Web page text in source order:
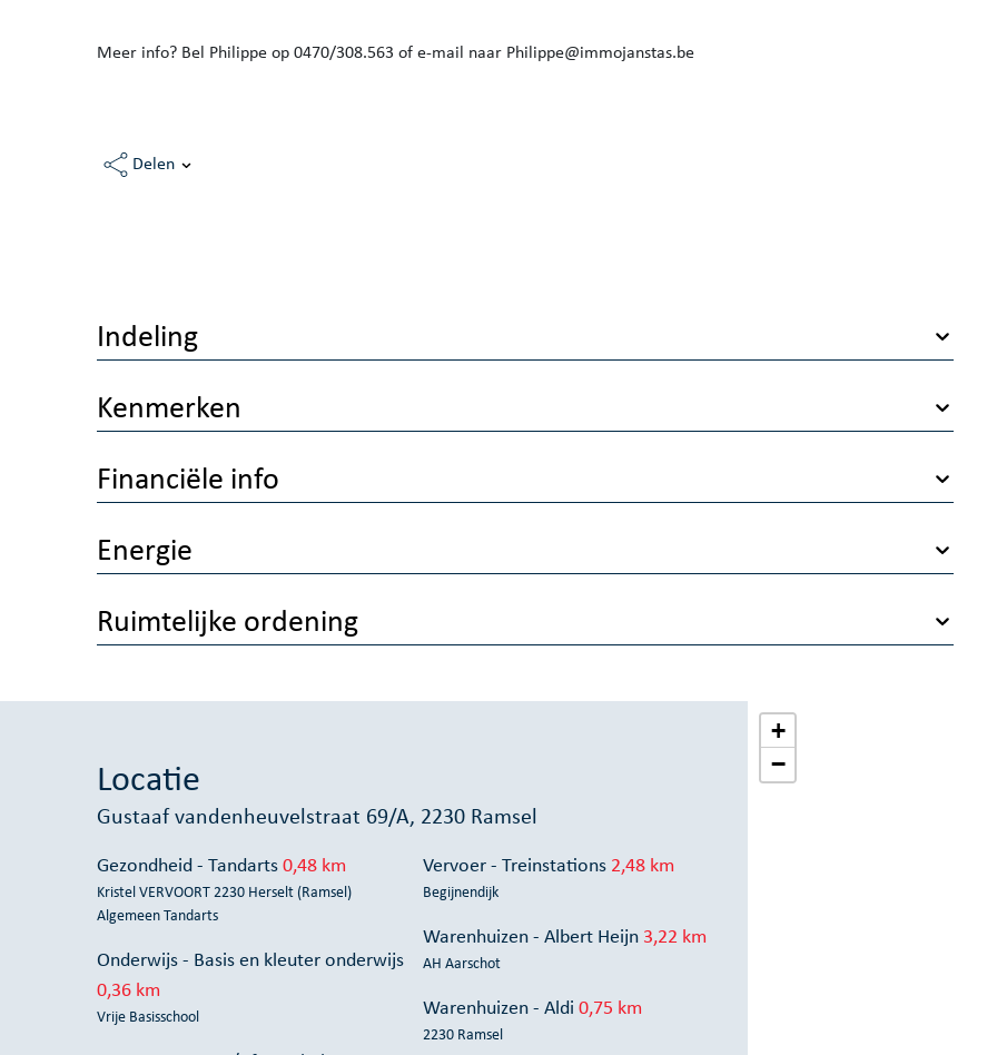
Meer info? Bel Philippe op 0470/308.563 of e-mail naar Philippe@immojanstas.be
Delen
Indeling
Kenmerken
Financiële info
Energie
Ruimtelijke ordening
Locatie
Gustaaf vandenheuvelstraat 69/A, 2230 Ramsel
Gezondheid - Tandarts0,48 km
Kristel VERVOORT 2230 Herselt (Ramsel)
Algemeen Tandarts
Onderwijs - Basis en kleuter onderwijs
0,36 km
Vrije Basisschool
Vervoer - Treinstations 2,48 km
Begijnendijk
Warenhuizen - Albert Heijn 3,22 km
AH Aarschot
Warenhuizen - Aldi 0,75 km
2230 Ramsel
+
−